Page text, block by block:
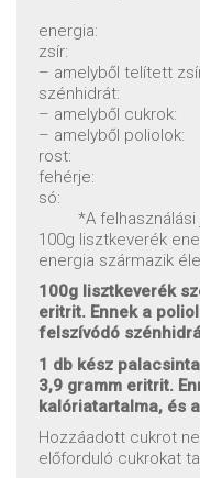
energia:
zsír:
– amelyből telített
szénhidrát:
– amelyből cukrok:
– amelyből poliolok:
rost:
fehérje:
só:
*A
100g lisztkeverék
energia származik
100g lisztkeverék
eritrit. Ennek a
felszívódó
1 db kész
3,9 gramm eritrit.
kalóriatartalma, és
Hozzáadott cukrot
előforduló cukrokat